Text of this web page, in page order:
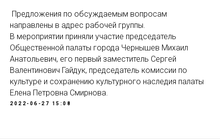
Предложения по обсуждаемым вопросам
направлены в адрес рабочей группы.
В мероприятии приняли участие председатель
Общественной палаты города Чернышев Михаил
Анатольевич, его первый заместитель Сергей
Валентинович Гайдук, председатель комиссии по
культуре и сохранению культурного наследия палаты
Елена Петровна Смирнова.
2022-06-27 15:08